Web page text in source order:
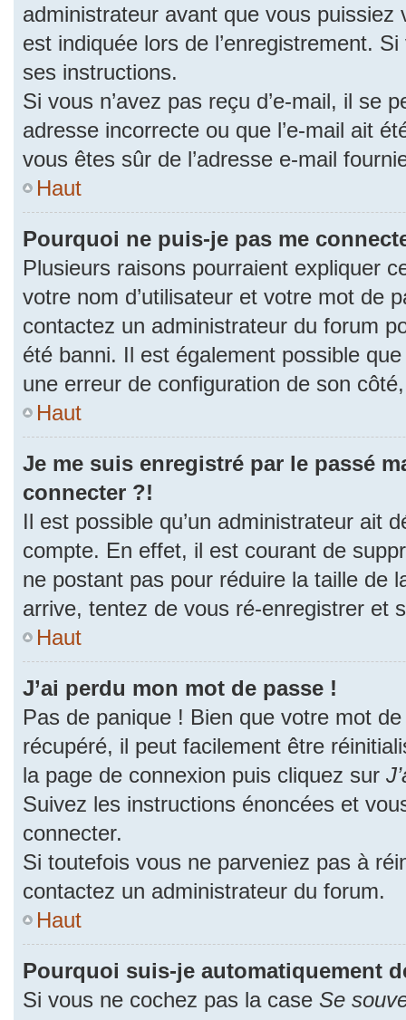
administrateur avant que vous
est indiquée lors de l’enregistrement.
ses instructions.
Si vous n’avez pas reçu d’e-mail, il se
adresse incorrecte ou que l’e-mail ait
vous êtes sûr de l’adresse e-mail
Haut
Pourquoi ne puis-je pas me
Plusieurs raisons pourraient expliquer
votre nom d’utilisateur et votre mot de
contactez un administrateur du forum
été banni. Il est également possible
une erreur de configuration de son
Haut
Je me suis enregistré par le passé
connecter ?!
Il est possible qu’un administrateur ait
compte. En effet, il est courant de
ne postant pas pour réduire la taille de
arrive, tentez de vous ré-enregistrer et
Haut
J’ai perdu mon mot de passe !
Pas de panique ! Bien que votre mot
récupéré, il peut facilement être
la page de connexion puis cliquez sur
Suivez les instructions énoncées et
connecter.
Si toutefois vous ne parveniez pas à
contactez un administrateur du forum.
Haut
Pourquoi suis-je automatiquement
Si vous ne cochez pas la case Se